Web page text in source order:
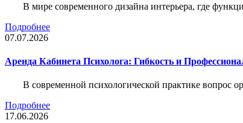
В мире современного дизайна интерьера, где
Подробнее
07.07.2026
Аренда Кабинета Психолога: Гибкость и
В современной психологической практике вопрос
Подробнее
17.06.2026